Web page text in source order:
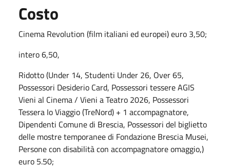
Costo
Cinema Revolution (film italiani ed europei) euro 3,50;
intero 6,50,
Ridotto (Under 14, Studenti Under 26, Over 65,
Possessori Desiderio Card, Possessori tessere AGIS
Vieni al Cinema / Vieni a Teatro 2026, Possessori
Tessera Io Viaggio (TreNord) + 1 accompagnatore,
Dipendenti Comune di Brescia, Possessori del biglietto
delle mostre temporanee di Fondazione Brescia Musei,
Persone con disabilità con accompagnatore omaggio,)
euro 5.50;